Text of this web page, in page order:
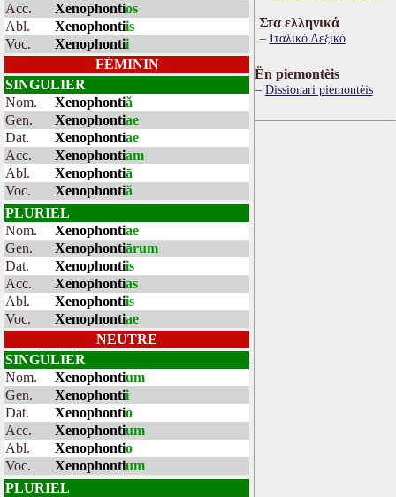
Acc.
Xenophontios
Abl.
Xenophontiis
Voc.
Xenophontii
FÉMININ
SINGULIER
Nom.
Xenophontiă
Gen.
Xenophontiae
Dat.
Xenophontiae
Acc.
Xenophontiam
Abl.
Xenophontiā
Voc.
Xenophontiă
PLURIEL
Nom.
Xenophontiae
Gen.
Xenophontiārum
Dat.
Xenophontiis
Acc.
Xenophontias
Abl.
Xenophontiis
Voc.
Xenophontiae
NEUTRE
SINGULIER
Nom.
Xenophontium
Gen.
Xenophontii
Dat.
Xenophontio
Acc.
Xenophontium
Abl.
Xenophontio
Voc.
Xenophontium
PLURIEL
Στα ελληνικά
Ιταλικό Λεξικό
Ën piemontèis
Dissionari piemontèis